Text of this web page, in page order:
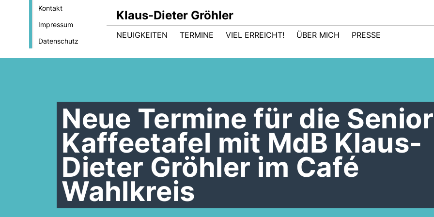
Kontakt
Impressum
Datenschutz
Klaus-Dieter Gröhler
NEUIGKEITEN TERMINE VIEL ERREICHT! ÜBER MICH PRESSE
Neue Termine für die
Kaffeetafel mit MdB Klaus-
Dieter Gröhler im Café
Wahlkreis